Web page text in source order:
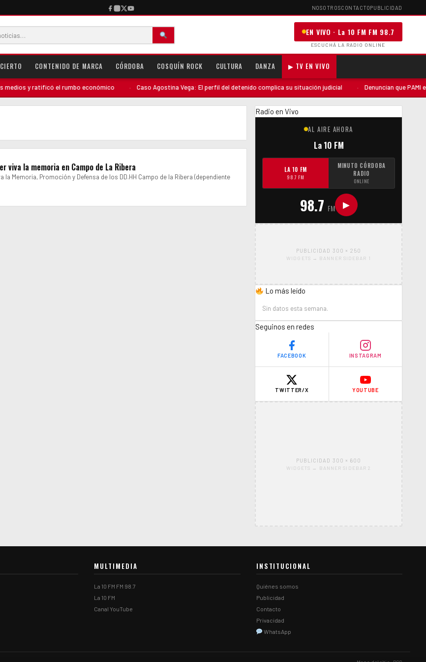
NOSOTROSCONTACTOPUBLICIDAD
EN VIVO · La 10 FM FM 98.7
ESCUCHÁ LA RADIO ONLINE
CONTENIDO DE MARCA CÓRDOBA COSQUÍN ROCK CULTURA DANZA ▶ TV EN VIVO
y ratificó el rumbo económico Caso Agostina Vega: El perfil del detenido complica su situación judicial Denuncian que PAMI
la memoria en Campo de La Ribera
Memoria, Promoción y Defensa de los DD.HH Campo de la Ribera (dependiente
Radio en Vivo
AL AIRE AHORA
La 10 FM
LA 10 FM
98.7 FM
MINUTO CÓRDOBA
RADIO
ONLINE
98.7 FM ▶
PUBLICIDAD 300 × 250
WIDGETS → BANNER SIDEBAR 1
Lo más leído
Sin datos esta semana.
Seguinos en redes
FACEBOOK INSTAGRAM
TWITTER/X YOUTUBE
PUBLICIDAD 300 × 600
WIDGETS → BANNER SIDEBAR 2
MULTIMEDIA
La 10 FM FM 98.7
La 10 FM
Canal YouTube
INSTITUCIONAL
Quiénes somos
Publicidad
Contacto
Privacidad
WhatsApp